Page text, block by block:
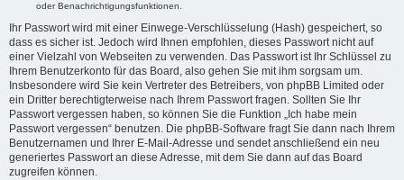
oder Benachrichtigungsfunktionen.
Ihr Passwort wird mit einer Einwege-Verschlüsselung (Hash) gespeichert, so
dass es sicher ist. Jedoch wird Ihnen empfohlen, dieses Passwort nicht auf
einer Vielzahl von Webseiten zu verwenden. Das Passwort ist Ihr Schlüssel zu
Ihrem Benutzerkonto für das Board, also gehen Sie mit ihm sorgsam um.
Insbesondere wird Sie kein Vertreter des Betreibers, von phpBB Limited oder
ein Dritter berechtigterweise nach Ihrem Passwort fragen. Sollten Sie Ihr
Passwort vergessen haben, so können Sie die Funktion „Ich habe mein
Passwort vergessen“ benutzen. Die phpBB-Software fragt Sie dann nach Ihrem
Benutzernamen und Ihrer E-Mail-Adresse und sendet anschließend ein neu
generiertes Passwort an diese Adresse, mit dem Sie dann auf das Board
zugreifen können.